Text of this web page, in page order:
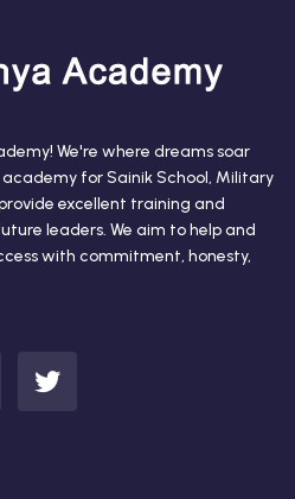
We're where dreams soar
for Sainik School, Military
excellent training and
leaders. We aim to help and
with commitment, honesty,